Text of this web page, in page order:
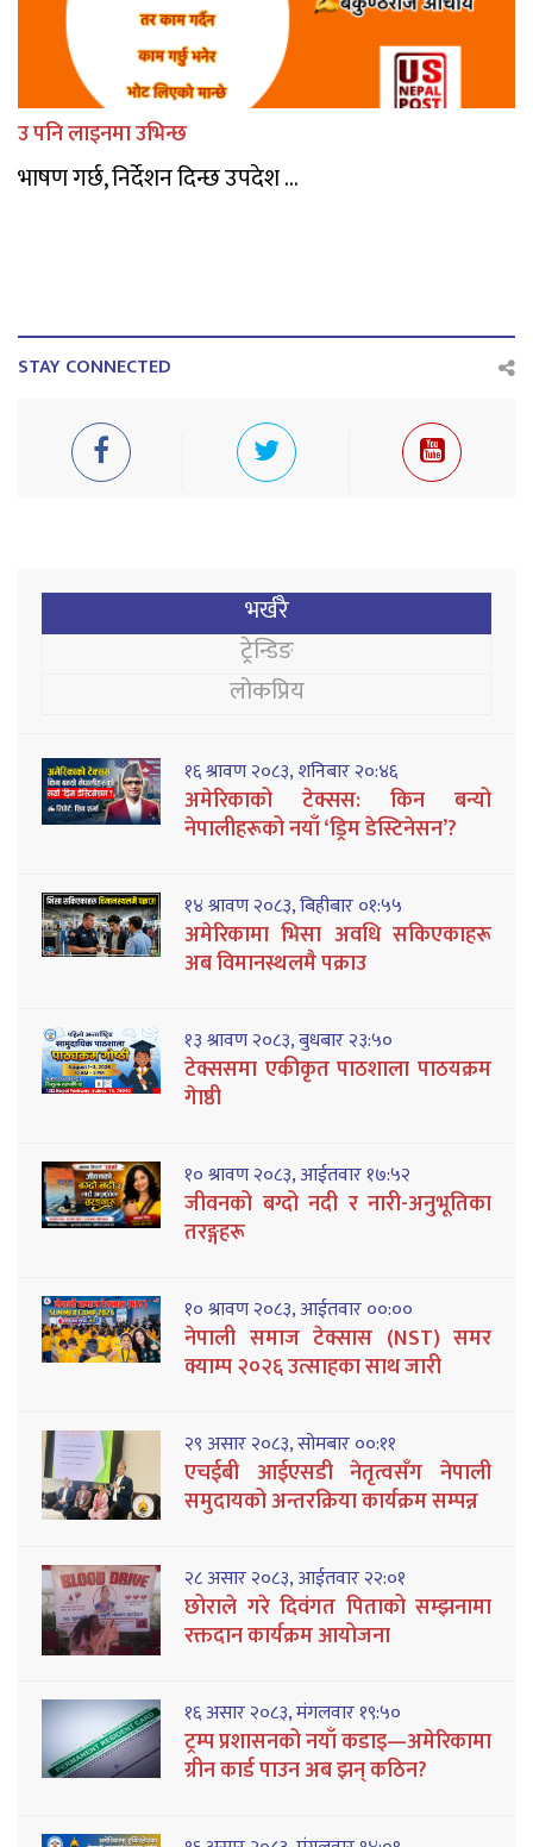
उ पनि लाइनमा उभिन्छ
भाषण गर्छ, निर्देशन दिन्छ उपदेश ...
STAY CONNECTED
भर्खरै
ट्रेन्डिङ
लोकप्रिय
१६ श्रावण २०८३, शनिबार २०:४६
अमेरिकाको टेक्सस: किन बन्यो
नेपालीहरूको नयाँ ‘ड्रिम डेस्टिनेसन’?
१४ श्रावण २०८३, बिहीबार ०१:५५
अमेरिकामा भिसा अवधि सकिएकाहरू
अब विमानस्थलमै पक्राउ
१३ श्रावण २०८३, बुधबार २३:५०
टेक्ससमा एकीकृत पाठशाला पाठयक्रम
गेाष्ठी
१० श्रावण २०८३, आईतवार १७:५२
जीवनको बग्दो नदी र नारी-अनुभूतिका
तरङ्गहरू
१० श्रावण २०८३, आईतवार ००:००
नेपाली समाज टेक्सास (NST) समर
क्याम्प २०२६ उत्साहका साथ जारी
२९ असार २०८३, सोमबार ००:११
एचईबी आईएसडी नेतृत्वसँग नेपाली
समुदायको अन्तरक्रिया कार्यक्रम सम्पन्न
२८ असार २०८३, आईतवार २२:०१
छोराले गरे दिवंगत पिताको सम्झनामा
रक्तदान कार्यक्रम आयोजना
१६ असार २०८३, मंगलवार १९:५०
ट्रम्प प्रशासनको नयाँ कडाइ—अमेरिकामा
ग्रीन कार्ड पाउन अब झन् कठिन?